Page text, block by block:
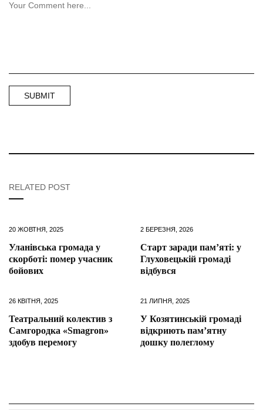
RELATED POST
20 ЖОВТНЯ, 2025
Уланівська громада у
скорботі: помер учасник
бойових
2 БЕРЕЗНЯ, 2026
Старт заради пам’яті: у
Глуховецькій громаді
відбувся
26 КВІТНЯ, 2025
Театральний колектив з
Самгородка «Smagron»
здобув перемогу
21 ЛИПНЯ, 2025
У Козятинській громаді
відкриють пам’ятну
дошку полеглому